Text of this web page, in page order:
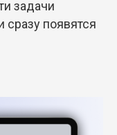
задачи
сразу появятся